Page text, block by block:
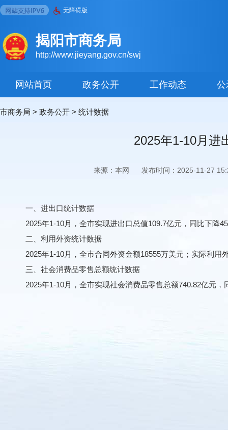
无障碍版
揭阳市商务局
http://www.jieyang.gov.cn/swj
网站首页 政务公开 工作动态 公
市商务局 > 政务公开 > 统计数据
2025年1-10月进
来源：本网 发布时间：2025-11-27
一、进出口统计数据
2025年1-10月，全市实现进出口总值109.7亿元，同比下降
二、利用外资统计数据
2025年1-10月，全市合同外资金额18555万美元；实际利用
三、社会消费品零售总额统计数据
2025年1-10月，全市实现社会消费品零售总额740.82亿元，